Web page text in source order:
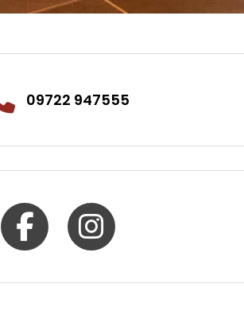
09722 947555